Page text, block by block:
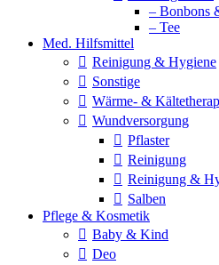
– Bonbons
– Tee
Med. Hilfsmittel
Reinigung & Hygiene
Sonstige
Wärme- &
Wundversorgung
Pflaster
Reinigung
Reinigung &
Salben
Pflege & Kosmetik
Baby & Kind
Deo